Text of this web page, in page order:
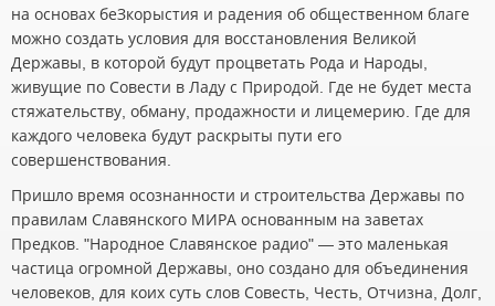
на основах беЗкорыстия и радения об общественном благе
можно создать условия для восстановления Великой
Державы, в которой будут процветать Рода и Народы,
живущие по Совести в Ладу с Природой. Где не будет места
стяжательству, обману, продажности и лицемерию. Где для
каждого человека будут раскрыты пути его
совершенствования.
Пришло время осознанности и строительства Державы по
правилам Славянского МИРА основанным на заветах
Предков. "Народное Славянское радио" — это маленькая
частица огромной Державы, оно создано для объединения
человеков, для коих суть слов Совесть, Честь, Отчизна, Долг,